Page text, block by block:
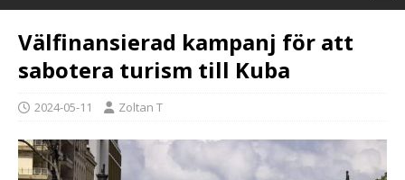
Välfinansierad kampanj för att
sabotera turism till Kuba
2024-05-11 Zoltan T